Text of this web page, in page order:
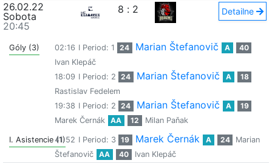
26.02.22
Sobota
20:45
8 : 2 Detailne
Góly (3) 02:16 I Period: 1 24 Marian Štefanovič A
40
Ivan Klepáč
18:09 I Period: 2 24 Marian Štefanovič A
18
Rastislav Fedelem
19:38 I Period: 2 24 Marian Štefanovič A
19
Marek Černák
AA 12 Milan Paňak
I. Asistencie (1)41:52 I Period: 3 19 Marek Černák A 24
Marian
Štefanovič
AA 40 Ivan Klepáč